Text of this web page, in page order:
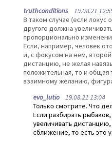
truthconditions 19.08.21
В таком случае (если локус
другого должна
пропорционально
Если, например, человек
и, с фокусом на нем,
дистанцию, не желая
положительная, то и общая
взаимному желанию,
evo_lutio19.08.21 13:04
Только смотрите. Что
Если разбирать
увеличивать
сближение, то есть это